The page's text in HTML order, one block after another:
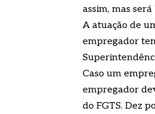
assim, mas
A atuação de
empregador
Caso um
empregador
do FGTS. Dez